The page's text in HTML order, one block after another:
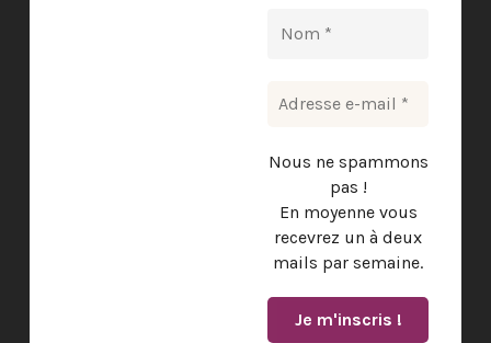
Nous ne spammons
pas !
En moyenne vous
recevrez un à deux
mails par semaine.